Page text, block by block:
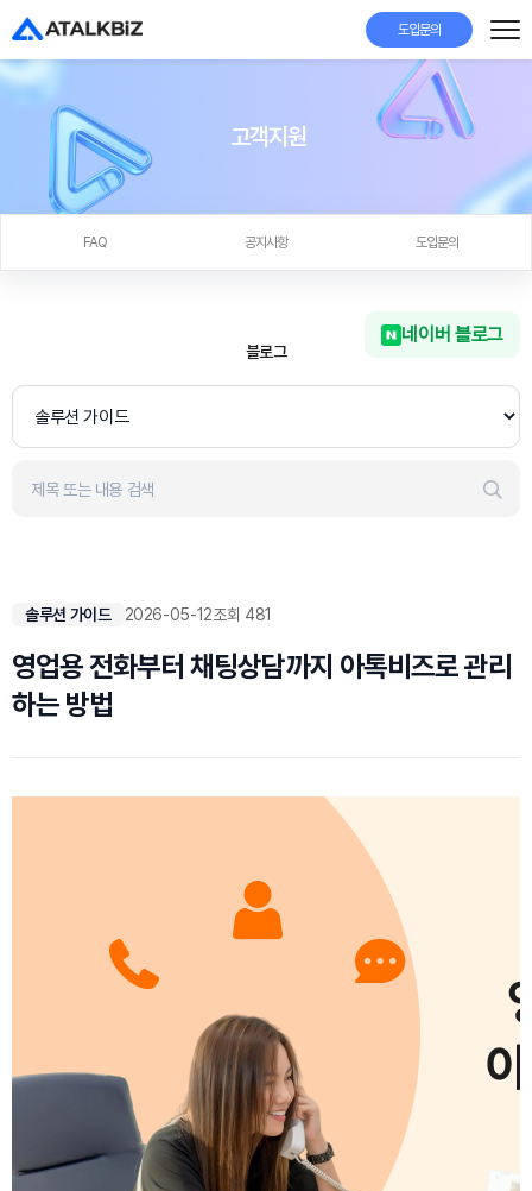
도입문의
고객지원
FAQ 공지사항 도입문의
블로그
네이버 블로그
솔루션 가이드 2026-05-12조회 481
영업용 전화부터 채팅상담까지 아톡비즈로 관리
하는 방법